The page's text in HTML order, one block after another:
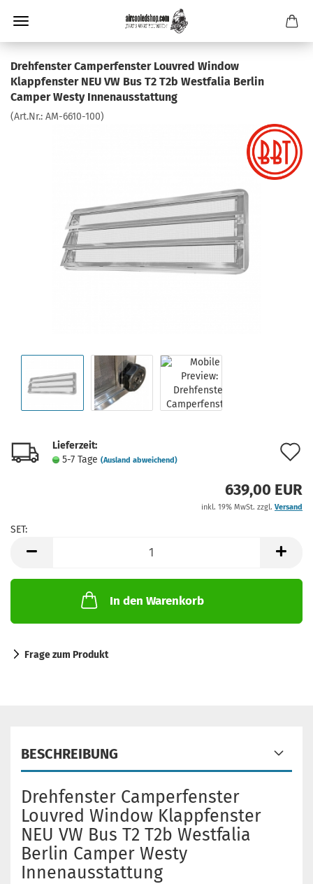
Drehfenster Camperfenster Louvred Window
Klappfenster NEU VW Bus T2 T2b Westfalia Berlin
Camper Westy Innenausstattung
(Art.Nr.: AM-6610-100)
Lieferzeit:
5-7 Tage (Ausland abweichend)
639,00 EUR
inkl. 19% MwSt. zzgl. Versand
SET:
In den Warenkorb
Frage zum Produkt
BESCHREIBUNG
Drehfenster Camperfenster
Louvred Window Klappfenster
NEU VW Bus T2 T2b Westfalia
Berlin Camper Westy
Innenausstattung